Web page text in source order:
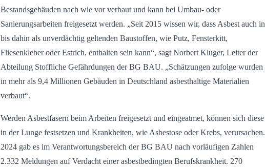
Bestandsgebäuden nach wie vor verbaut und kann bei Umbau- oder
Sanierungsarbeiten freigesetzt werden. „Seit 2015 wissen wir, dass Asbest auch in
bis dahin als unverdächtig geltenden Baustoffen, wie Putz, Fensterkitt,
Fliesenkleber oder Estrich, enthalten sein kann“, sagt Norbert Kluger, Leiter der
Abteilung Stoffliche Gefährdungen der BG BAU. „Schätzungen zufolge wurden
in mehr als 9,4 Millionen Gebäuden in Deutschland asbesthaltige Materialien
verbaut“.
Werden Asbestfasern beim Arbeiten freigesetzt und eingeatmet, können sich diese
in der Lunge festsetzen und Krankheiten, wie Asbestose oder Krebs, verursachen.
2024 gab es im Verantwortungsbereich der BG BAU nach vorläufigen Zahlen
2.332 Meldungen auf Verdacht einer asbestbedingten Berufskrankheit. 270